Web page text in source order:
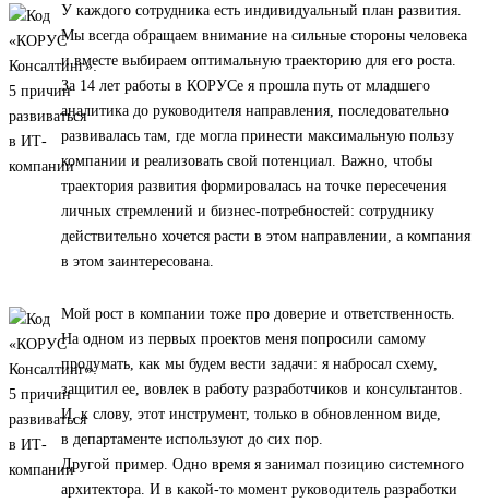
У каждого сотрудника есть индивидуальный план развития.
Мы всегда обращаем внимание на сильные стороны человека
и вместе выбираем оптимальную траекторию для его роста.
За 14 лет работы в КОРУСе я прошла путь от младшего
аналитика до руководителя направления, последовательно
развивалась там, где могла принести максимальную пользу
компании и реализовать свой потенциал. Важно, чтобы
траектория развития формировалась на точке пересечения
личных стремлений и бизнес-потребностей: сотруднику
действительно хочется расти в этом направлении, а компания
в этом заинтересована.
Мой рост в компании тоже про доверие и ответственность.
На одном из первых проектов меня попросили самому
продумать, как мы будем вести задачи: я набросал схему,
защитил ее, вовлек в работу разработчиков и консультантов.
И, к слову, этот инструмент, только в обновленном виде,
в департаменте используют до сих пор.
Другой пример. Одно время я занимал позицию системного
архитектора. И в какой-то момент руководитель разработки